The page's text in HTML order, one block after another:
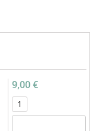
9,00 €